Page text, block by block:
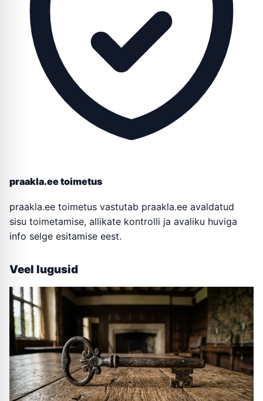
praakla.ee toimetus
praakla.ee toimetus vastutab praakla.ee avaldatud
sisu toimetamise, allikate kontrolli ja avaliku huviga
info selge esitamise eest.
Veel lugusid